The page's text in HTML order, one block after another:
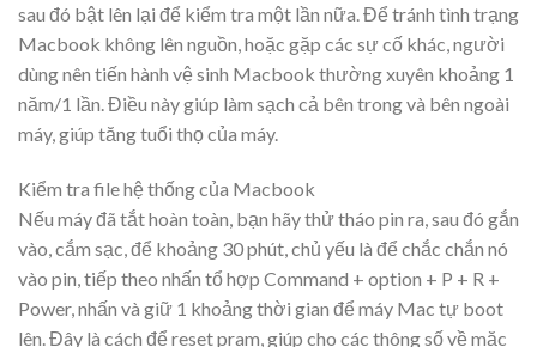
sau đó bật lên lại để kiểm tra một lần nữa. Để tránh tình trạng
Macbook không lên nguồn, hoặc gặp các sự cố khác, người
dùng nên tiến hành vệ sinh Macbook thường xuyên khoảng 1
năm/1 lần. Điều này giúp làm sạch cả bên trong và bên ngoài
máy, giúp tăng tuổi thọ của máy.
Kiểm tra file hệ thống của Macbook
Nếu máy đã tắt hoàn toàn, bạn hãy thử tháo pin ra, sau đó gắn
vào, cắm sạc, để khoảng 30 phút, chủ yếu là để chắc chắn nó
vào pin, tiếp theo nhấn tổ hợp Command + option + P + R +
Power, nhấn và giữ 1 khoảng thời gian để máy Mac tự boot
lên. Đây là cách để reset pram, giúp cho các thông số về mặc